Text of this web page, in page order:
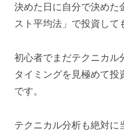
決めた日に自分で決めた
スト平均法」で投資して
初心者でまだテクニカル
タイミングを見極めて
です。
テクニカル分析も絶対に